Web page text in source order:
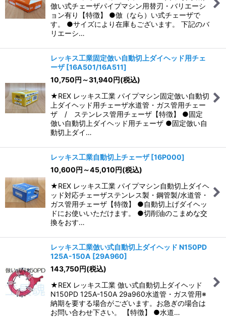
倣い式チェーザパイプマシン用替刃・バリエーシ
ョン有り【特徴】 ●倣（なら）い式チェーザで
す。 ●サイズにより在庫もございます。 下記のバ
リエーシ…
レッキス工業固定倣い自動切上ダイヘッド用チェ
ーザ [16A501/16A511]
10,750円 ～31,940円(税込)
★REX レッキス工業 パイプマシン固定倣い自動切
上ダイヘッド用チェーザ水道管・ガス管用チェー
ザ / ステンレス管用チェーザ【特徴】 ●固定
倣い自動切上ダイヘッド用チェーザ ●固定倣い自
動切上ダイ…
レッキス工業自動切上チェーザ [16P000]
10,600円 ～45,010円(税込)
★REX レッキス工業 パイプマシン自動切上ダイヘ
ッド対応チェーザステンレス製・鋼管製/水道管・
ガス管用チェーザ【特徴】 ●自動切上げダイヘッ
ドにお使いいただけます。 ●切削油のこまめな交
換をおす…
レッキス工業倣い式自動切上ダイヘッド N150PD
125A-150A [29A960]
143,750円(税込)
★REX レッキス工業 倣い式自動切上ダイヘッド
N150PD 125A-150A 29a960水道管・ガス管用※
納期を要する場合がございます。お急ぎの場合は
お問い合わせ下さい。 【特徴】 ●水道…